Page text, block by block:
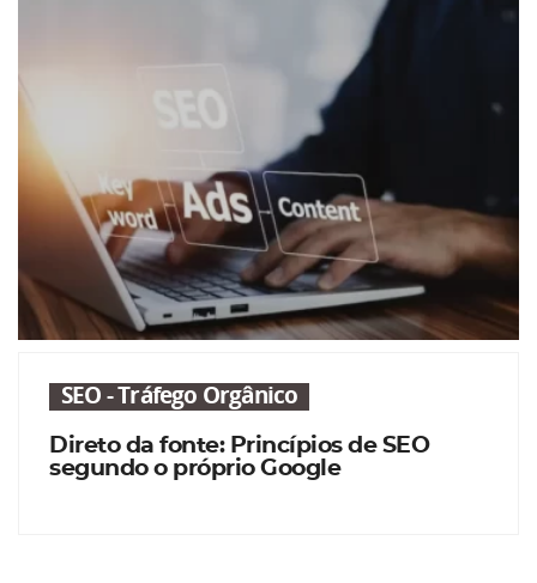
SEO - Tráfego Orgânico
Direto da fonte: Princípios de SEO
segundo o próprio Google